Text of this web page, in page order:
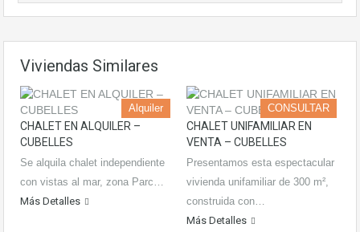
Viviendas Similares
Alquiler
CHALET EN ALQUILER –
CUBELLES
Se alquila chalet independiente
con vistas al mar, zona Parc…
Más Detalles
CONSULTAR
CHALET UNIFAMILIAR EN
VENTA – CUBELLES
Presentamos esta espectacular
vivienda unifamiliar de 300 m²,
construida con…
Más Detalles